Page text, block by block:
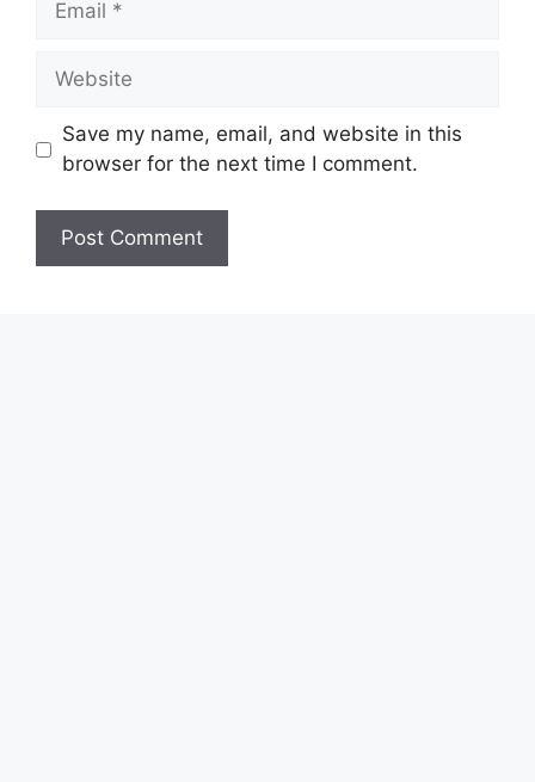
Save my name, email, and website in this
browser for the next time I comment.